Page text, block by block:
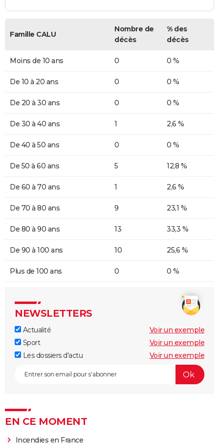
Famille CALU
Nombre de
décès
% des
décès
Moins de 10 ans 0 0 %
De 10 à 20 ans 0 0 %
De 20 à 30 ans 0 0 %
De 30 à 40 ans 1 2,6 %
De 40 à 50 ans 0 0 %
De 50 à 60 ans 5 12,8 %
De 60 à 70 ans 1 2,6 %
De 70 à 80 ans 9 23,1 %
De 80 à 90 ans 13 33,3 %
De 90 à 100 ans 10 25,6 %
Plus de 100 ans 0 0 %
NEWSLETTERS
Actualité
Voir un exemple
Sport
Voir un exemple
Les dossiers d'actu
Voir un exemple
EN CE MOMENT
Incendies en France